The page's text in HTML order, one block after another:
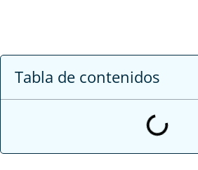
Tabla de contenidos